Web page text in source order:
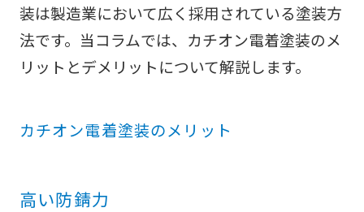
装は製造業において広く採用されている塗装方
法です。 当コラムでは、カチオン電着塗装のメ
リットとデメリットについて解説します。
カチオン電着塗装のメリット
高い防錆力